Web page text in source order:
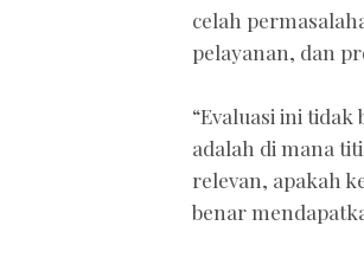
celah
pelayanan, dan
“Evaluasi ini
adalah di mana
relevan, apakah
benar